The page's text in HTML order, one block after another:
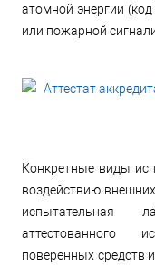
атомной энергии
или пожарной
Конкретные виды
воздействию
испытательная
аттестованного
поверенных средств